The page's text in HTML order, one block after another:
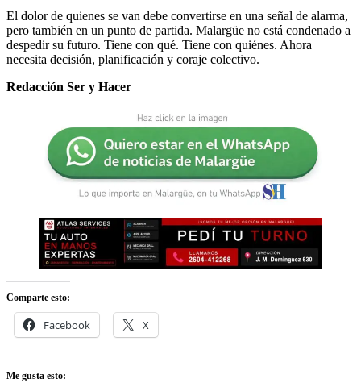
El dolor de quienes se van debe convertirse en una señal de alarma,
pero también en un punto de partida. Malargüe no está condenado a
despedir su futuro. Tiene con qué. Tiene con quiénes. Ahora
necesita decisión, planificación y coraje colectivo.
Redacción Ser y Hacer
Comparte esto:
Facebook X
Me gusta esto: